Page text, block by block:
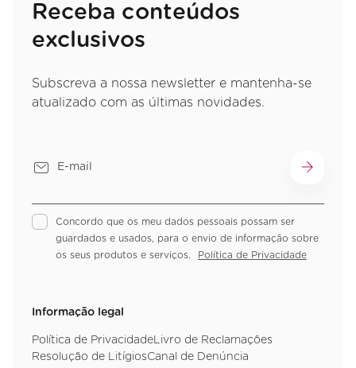
Receba conteúdos
exclusivos
Subscreva a nossa newsletter e mantenha-se
atualizado com as últimas novidades.
Concordo que os meu dados pessoais possam ser
guardados e usados, para o envio de informação sobre
os seus produtos e serviços.
Política de Privacidade
Informação legal
Política de Privacidade Livro de Reclamações
Resolução de LitígiosCanal de Denúncia